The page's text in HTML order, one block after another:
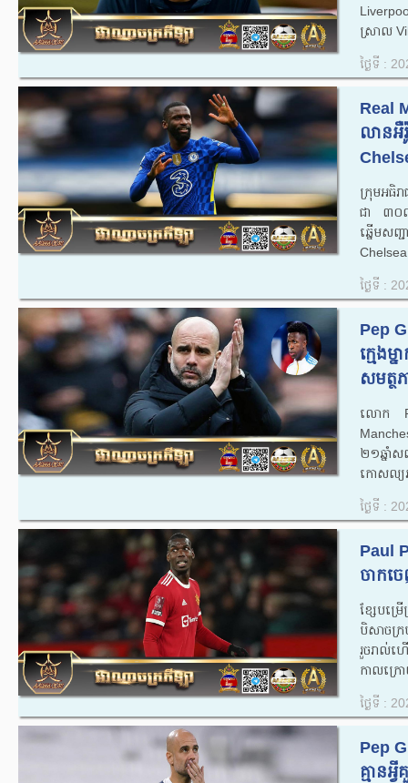
ស្រាល
ថ្ងៃទី :
Real
លានអឺ
ក្រុមអធិ
ជា ៣០ល
ឆ្នើមស
ថ្ងៃទី :
Pep
ក្មេងម្
សមត្ថ
លោក
២១ឆ្នាំ
កោសល្យអ
ថ្ងៃទី :
Paul
ចាកច
ខ្សែបម្រ
បិសាចក្រ
រួចរាល់ហ
កាលក្រ
ថ្ងៃទី :
Pep
គ្មានអ្